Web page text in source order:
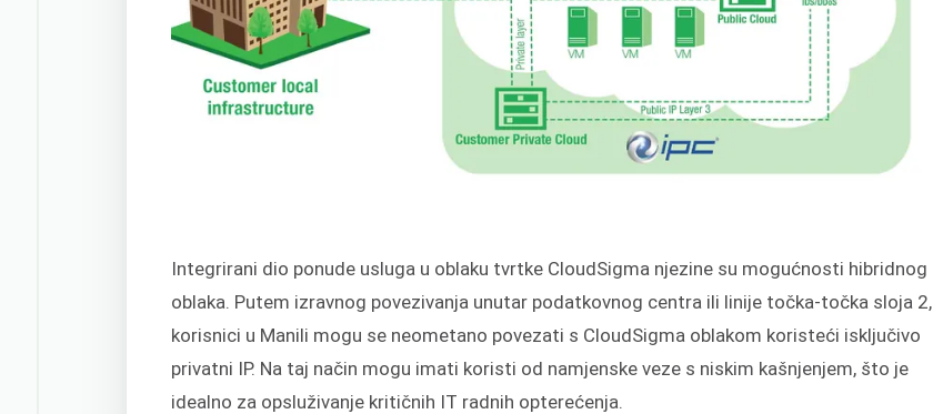
Integrirani dio ponude usluga u oblaku tvrtke CloudSigma njezine su mogućnosti hibridnog
oblaka. Putem izravnog povezivanja unutar podatkovnog centra ili linije točka-točka sloja 2,
korisnici u Manili mogu se neometano povezati s CloudSigma oblakom koristeći isključivo
privatni IP. Na taj način mogu imati koristi od namjenske veze s niskim kašnjenjem, što je
idealno za opsluživanje kritičnih IT radnih opterećenja.